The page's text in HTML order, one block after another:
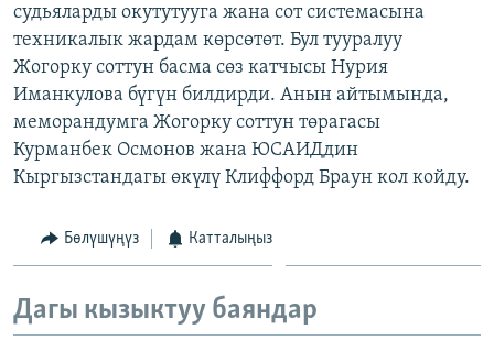
ЭЕ/АРнун бардык сайттары
судьяларды окутутууга жана сот системасына
техникалык жардам көрсөтөт. Бул тууралуу
Жогорку соттун басма сөз катчысы Нурия
Иманкулова бүгүн билдирди. Анын айтымында,
меморандумга Жогорку соттун төрагасы
Курманбек Осмонов жана ЮСАИДдин
Кыргызстандагы өкүлү Клиффорд Браун кол койду.
Бөлүшүңүз Катталыңыз
Дагы кызыктуу баяндар